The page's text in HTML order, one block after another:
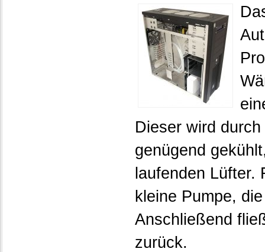
Dieser wird
genügend
laufenden Lüfter.
kleine Pumpe,
Anschließend
zurück.